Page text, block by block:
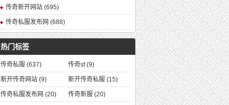
传奇新开网站 (695)
传奇私服发布网 (688)
热门标签
传奇私服 (637) 传奇sf(9)
新开传奇网站 (9) 新开传奇私服(15)
传奇私服发布网 (20) 传奇新服(20)